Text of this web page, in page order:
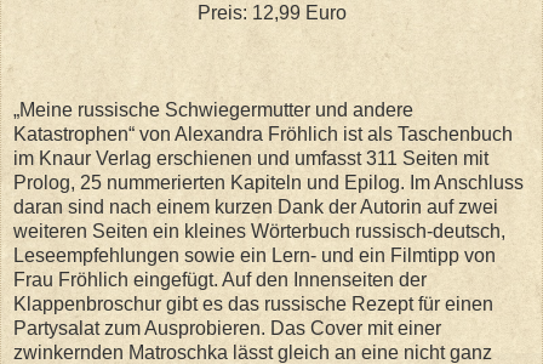
Preis: 12,99 Euro
„Meine russische Schwiegermutter und andere
Katastrophen“ von Alexandra Fröhlich ist als Taschenbuch
im Knaur Verlag erschienen und umfasst 311 Seiten mit
Prolog, 25 nummerierten Kapiteln und Epilog. Im Anschluss
daran sind nach einem kurzen Dank der Autorin auf zwei
weiteren Seiten ein kleines Wörterbuch russisch-deutsch,
Leseempfehlungen sowie ein Lern- und ein Filmtipp von
Frau Fröhlich eingefügt. Auf den Innenseiten der
Klappenbroschur gibt es das russische Rezept für einen
Partysalat zum Ausprobieren. Das Cover mit einer
zwinkernden Matroschka lässt gleich an eine nicht ganz